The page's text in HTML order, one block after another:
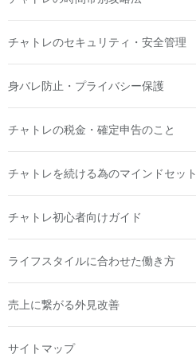
チャトレのセキュリティ・安全管理
身バレ防止・プライバシー保護
チャトレの税金・確定申告のこと
チャトレを続ける為のマインドセット
チャトレ初心者向けガイド
ライフスタイルに合わせた働き方
売上に繋がる外見改善
サイトマップ